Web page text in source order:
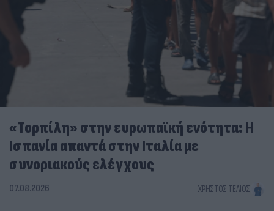
«Τορπίλη» στην ευρωπαϊκή ενότητα: Η
Ισπανία απαντά στην Ιταλία με
συνοριακούς ελέγχους
07.08.2026 ΧΡΉΣΤΟΣ ΤΈΛΙΟΣ